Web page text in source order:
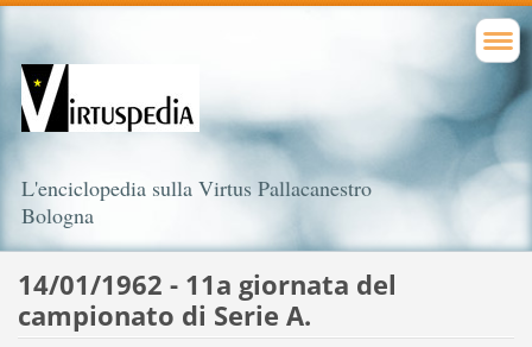
L'enciclopedia sulla Virtus Pallacanestro
Bologna
14/01/1962 - 11a giornata del
campionato di Serie A.